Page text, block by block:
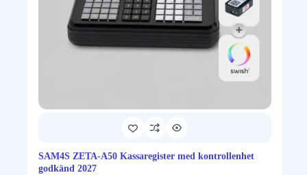
SAM4S ZETA-A50 Kassaregister med kontrollenhet
godkänd 2027